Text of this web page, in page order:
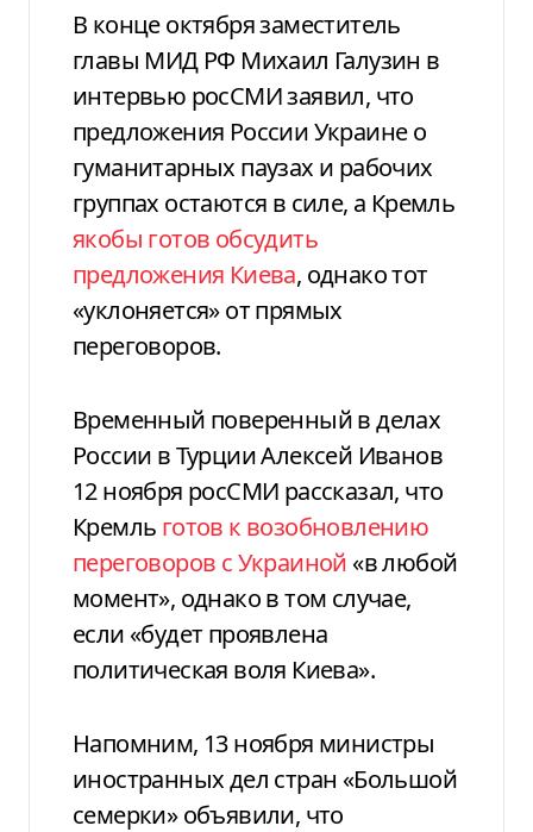
В конце октября заместитель
главы МИД РФ Михаил Галузин в
интервью росСМИ заявил, что
предложения России Украине о
гуманитарных паузах и рабочих
группах остаются в силе, а Кремль
якобы готов обсудить
предложения Киева, однако тот
«уклоняется» от прямых
переговоров.
Временный поверенный в делах
России в Турции Алексей Иванов
12 ноября росСМИ рассказал, что
Кремль готов к возобновлению
переговоров с Украиной«в любой
момент», однако в том случае,
если «будет проявлена
политическая воля Киева».
Напомним, 13 ноября министры
иностранных дел стран «Большой
семерки» объявили, что